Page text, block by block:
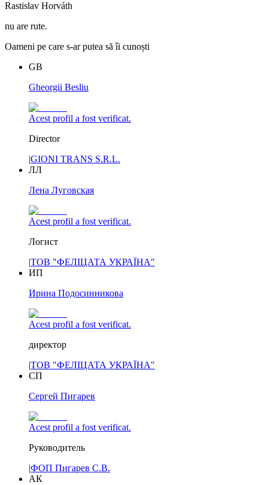
Rastislav Horváth
nu are rute.
Oameni pe care s-ar putea să îi cunoști
GB
Gheorgii Besliu
Acest profil a fost verificat.
Director
|GIONI TRANS S.R.L.
ЛЛ
Лена Луговская
Acest profil a fost verificat.
Логист
|ТОВ "ФЕЛІЦАТА УКРАЇНА"
ИП
Ирина Подосинникова
Acest profil a fost verificat.
директор
|ТОВ "ФЕЛІЦАТА УКРАЇНА"
СП
Сергей Пигарев
Acest profil a fost verificat.
Руководитель
|ФОП Пигарев С.В.
АК